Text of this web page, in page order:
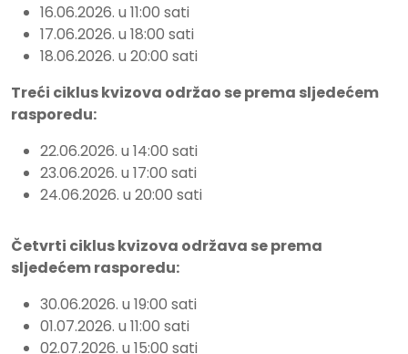
16.06.2026. u 11:00 sati
17.06.2026. u 18:00 sati
18.06.2026. u 20:00 sati
Treći ciklus kvizova održao se prema sljedećem
rasporedu:
22.06.2026. u 14:00 sati
23.06.2026. u 17:00 sati
24.06.2026. u 20:00 sati
Četvrti ciklus kvizova održava se prema
sljedećem rasporedu:
30.06.2026. u 19:00 sati
01.07.2026. u 11:00 sati
02.07.2026. u 15:00 sati